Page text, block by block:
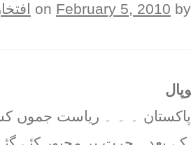
February 5, 2010 by
پاکستان ۔ ۔ ۔ ریاست جموں